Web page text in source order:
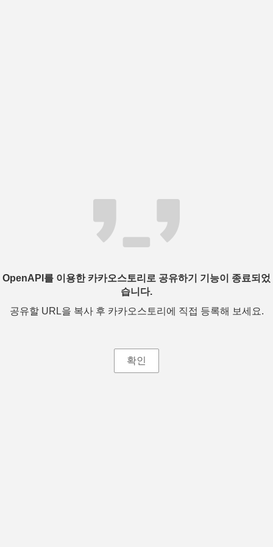
OpenAPI를 이용한 카카오스토리로 공유하기 기능이 종료되었
습니다.
공유할 URL을 복사 후 카카오스토리에 직접 등록해 보세요.
확인